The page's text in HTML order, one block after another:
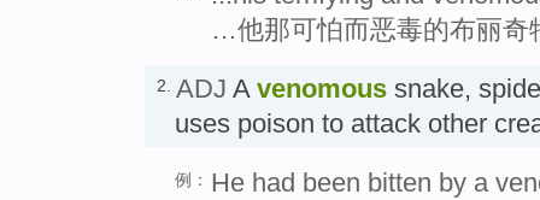
…他那可怕而恶毒的布丽奇
2. ADJ A venomous snake,
uses poison to attack other
例： He had been bitten by a